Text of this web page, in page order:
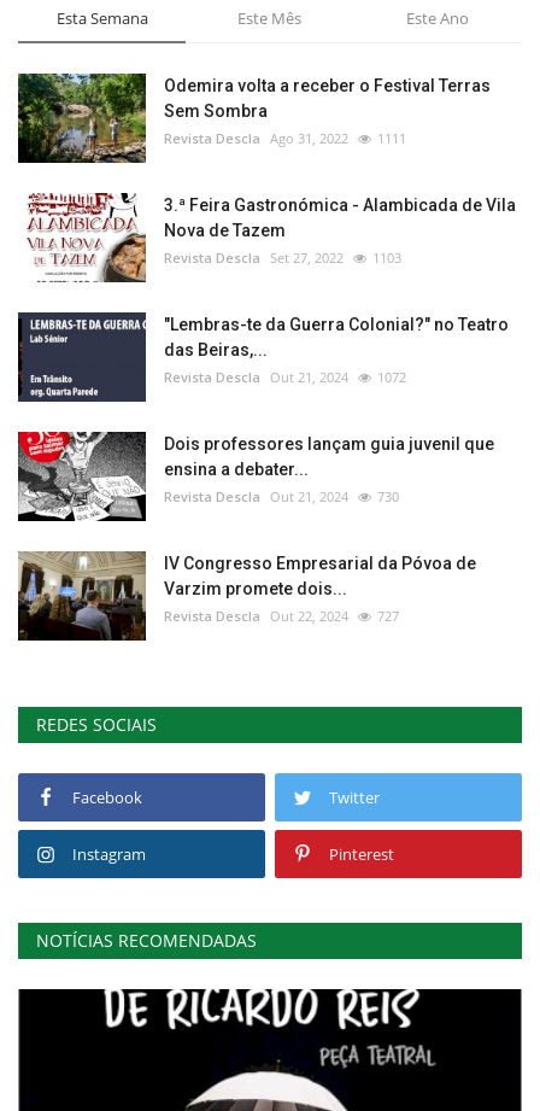
Esta Semana Este Mês Este Ano
Odemira volta a receber o Festival Terras
Sem Sombra
Revista Descla Ago 31, 2022 1111
3.ª Feira Gastronómica - Alambicada de Vila
Nova de Tazem
Revista Descla Set 27, 2022 1103
"Lembras-te da Guerra Colonial?" no Teatro
das Beiras,...
Revista Descla Out 21, 2024 1072
Dois professores lançam guia juvenil que
ensina a debater...
Revista Descla Out 21, 2024 730
IV Congresso Empresarial da Póvoa de
Varzim promete dois...
Revista Descla Out 22, 2024 727
REDES SOCIAIS
Facebook Twitter
Instagram Pinterest
NOTÍCIAS RECOMENDADAS